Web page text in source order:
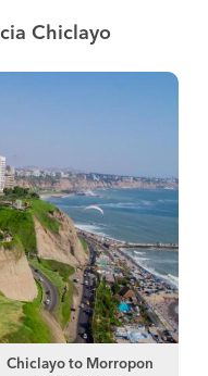
Chiclayo
Chiclayo to Morropon